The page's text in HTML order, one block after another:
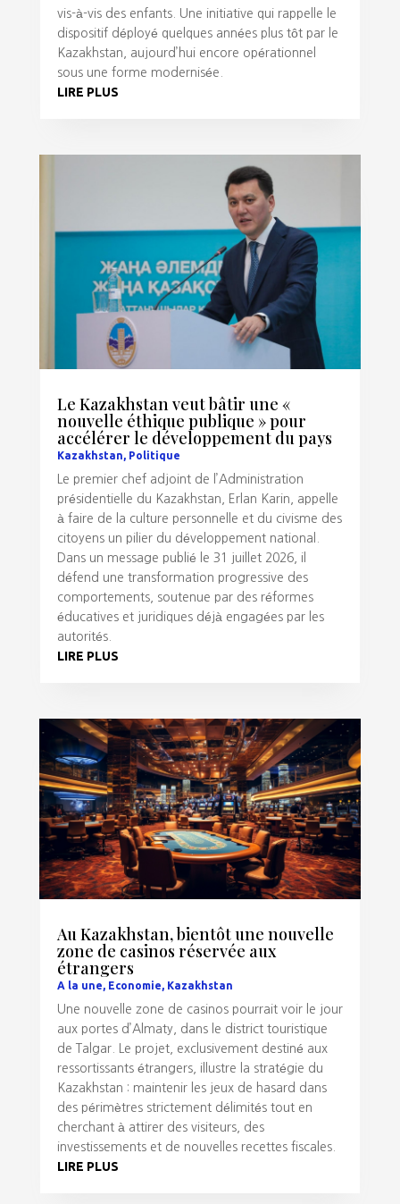
vis-à-vis des enfants. Une initiative qui rappelle le
dispositif déployé quelques années plus tôt par le
Kazakhstan, aujourd’hui encore opérationnel
sous une forme modernisée.
LIRE PLUS
Le Kazakhstan veut bâtir une «
nouvelle éthique publique » pour
accélérer le développement du pays
Kazakhstan Politique
Le premier chef adjoint de l’Administration
présidentielle du Kazakhstan, Erlan Karin, appelle
à faire de la culture personnelle et du civisme des
citoyens un pilier du développement national.
Dans un message publié le 31 juillet 2026, il
défend une transformation progressive des
comportements, soutenue par des réformes
éducatives et juridiques déjà engagées par les
autorités.
LIRE PLUS
Au Kazakhstan, bientôt une nouvelle
zone de casinos réservée aux
étrangers
A la une, Economie, Kazakhstan
Une nouvelle zone de casinos pourrait voir le jour
aux portes d’Almaty, dans le district touristique
de Talgar. Le projet, exclusivement destiné aux
ressortissants étrangers, illustre la stratégie du
Kazakhstan : maintenir les jeux de hasard dans
des périmètres strictement délimités tout en
cherchant à attirer des visiteurs, des
investissements et de nouvelles recettes fiscales.
LIRE PLUS